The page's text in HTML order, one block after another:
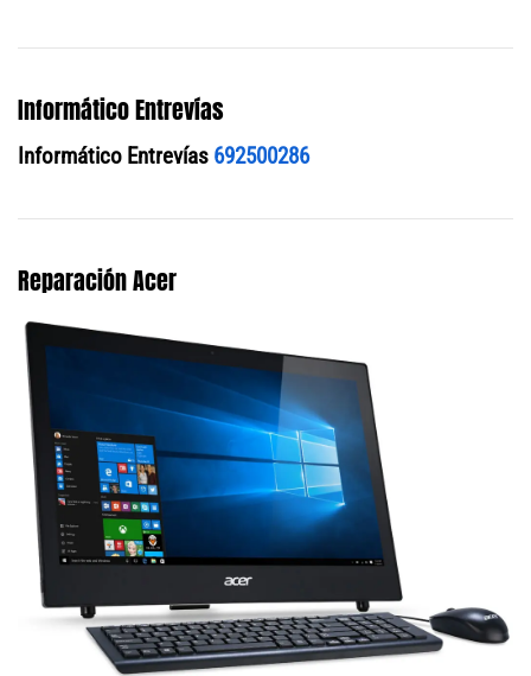
Informático Entrevías
Informático Entrevías 692500286
Reparación Acer